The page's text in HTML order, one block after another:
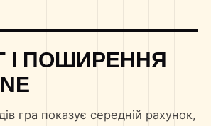
І ПОШИРЕННЯ
гра показує середній рахунок,